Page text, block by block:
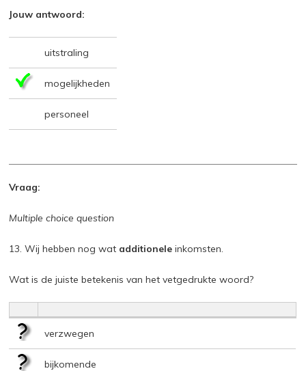
Jouw antwoord:
uitstraling
mogelijkheden
personeel
Vraag:
Multiple choice question
13. Wij hebben nog wat additionele inkomsten.
Wat is de juiste betekenis van het vetgedrukte woord?
verzwegen
bijkomende